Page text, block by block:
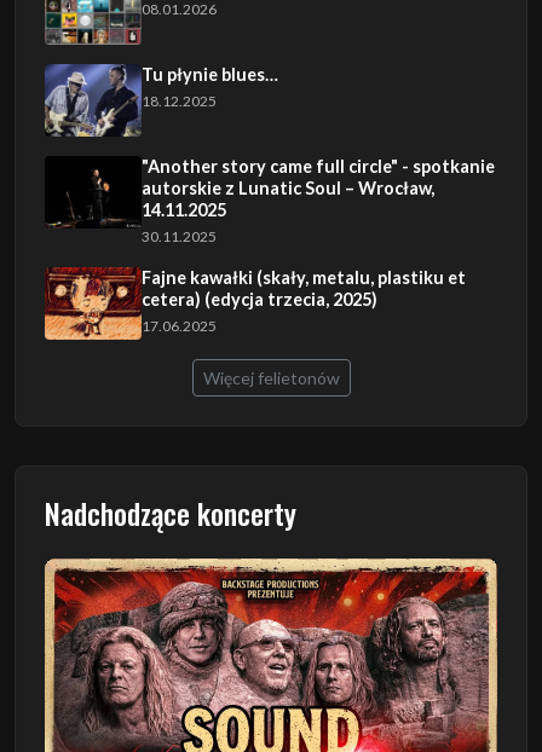
08.01.2026
Tu płynie blues…
18.12.2025
"Another story came full circle" - spotkanie
autorskie z Lunatic Soul – Wrocław,
14.11.2025
30.11.2025
Fajne kawałki (skały, metalu, plastiku et
cetera) (edycja trzecia, 2025)
17.06.2025
Więcej felietonów
Nadchodzące koncerty